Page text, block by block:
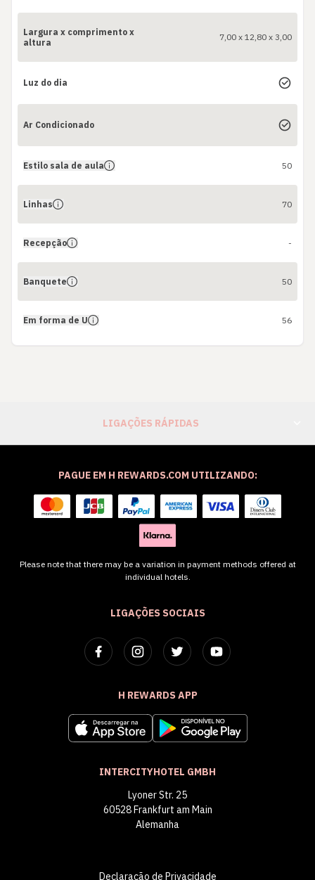
Largura x comprimento x
altura
7,00 x 12,80 x 3,00
Luz do dia
Ar Condicionado
Estilo sala de aula 50
Linhas 70
Recepção -
Banquete 50
Em forma de U 56
LIGAÇÕES RÁPIDAS
LIGAÇÕES SOCIAIS
H REWARDS APP
INTERCITYHOTEL GMBH
Lyoner Str. 25
60528 Frankfurt am Main
Alemanha
PAGUE EM H REWARDS.COM UTILIZANDO:
Please note that there may be a variation in payment methods offered at
individual hotels.
Declaração de Privacidade